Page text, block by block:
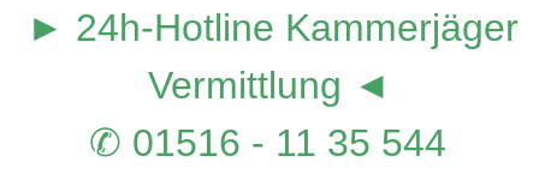
► 24h-Hotline Kammerjäger
Vermittlung ◄
✆ 01516 - 11 35 544